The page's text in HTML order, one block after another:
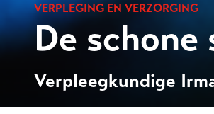
VERPLEGING EN VERZORGING
De schone
Verpleegkundige